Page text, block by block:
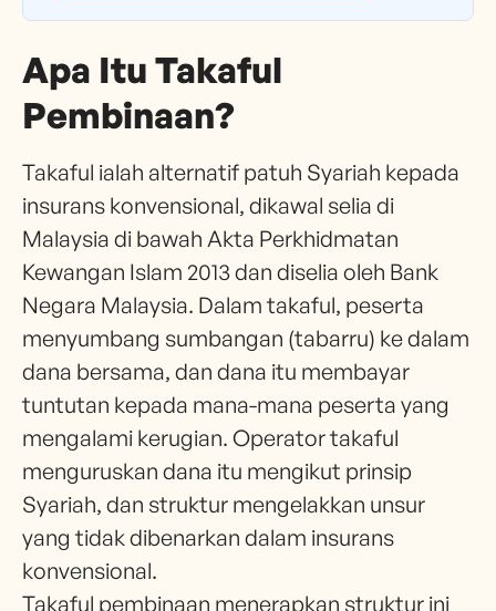
Apa Itu Takaful
Pembinaan?
Takaful ialah alternatif patuh Syariah kepada
insurans konvensional, dikawal selia di
Malaysia di bawah Akta Perkhidmatan
Kewangan Islam 2013 dan diselia oleh Bank
Negara Malaysia. Dalam takaful, peserta
menyumbang sumbangan (tabarru) ke dalam
dana bersama, dan dana itu membayar
tuntutan kepada mana-mana peserta yang
mengalami kerugian. Operator takaful
menguruskan dana itu mengikut prinsip
Syariah, dan struktur mengelakkan unsur
yang tidak dibenarkan dalam insurans
konvensional.
Takaful pembinaan menerapkan struktur ini